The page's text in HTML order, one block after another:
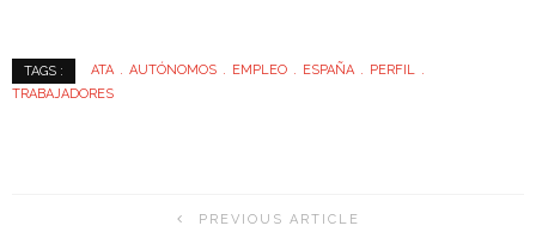
TAGS : ATA AUTÓNOMOS EMPLEO ESPAÑA
PERFIL
TRABAJADORES
PREVIOUS ARTICLE